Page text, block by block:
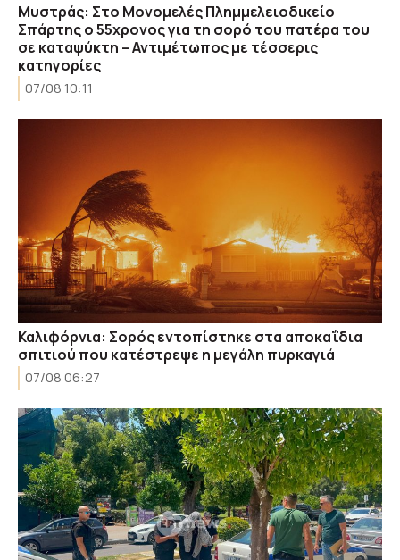
Μυστράς: Στο Μονομελές Πλημμελειοδικείο
Σπάρτης ο 55χρονος για τη σορό του πατέρα του
σε καταψύκτη – Αντιμέτωπος με τέσσερις
κατηγορίες
07/08 10:11
Καλιφόρνια: Σορός εντοπίστηκε στα αποκαΐδια
σπιτιού που κατέστρεψε η μεγάλη πυρκαγιά
07/08 06:27